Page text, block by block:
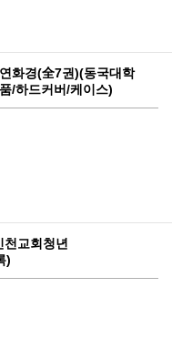
화경(全7권)(동국대학
/하드커버/케이스)
천교회청년
)